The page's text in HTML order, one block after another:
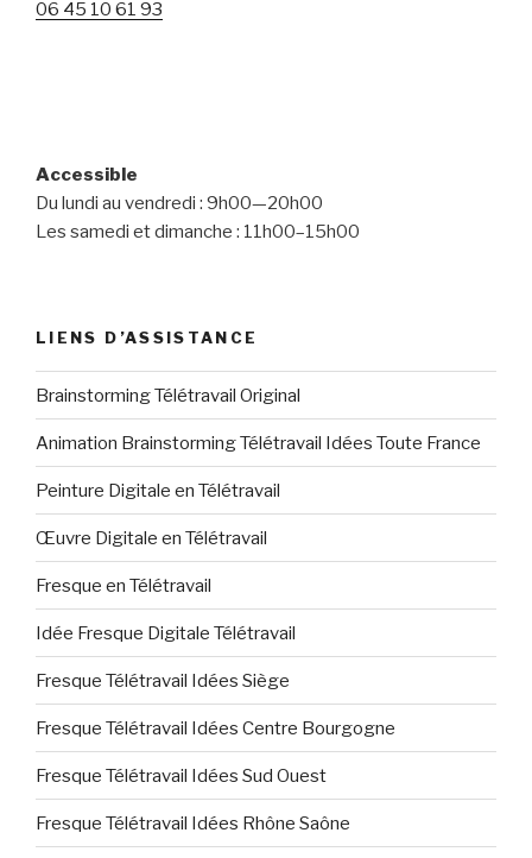
06 45 10 61 93
Accessible
Du lundi au vendredi : 9h00—20h00
Les samedi et dimanche : 11h00–15h00
LIENS D’ASSISTANCE
Brainstorming Télétravail Original
Animation Brainstorming Télétravail Idées Toute France
Peinture Digitale en Télétravail
Œuvre Digitale en Télétravail
Fresque en Télétravail
Idée Fresque Digitale Télétravail
Fresque Télétravail Idées Siège
Fresque Télétravail Idées Centre Bourgogne
Fresque Télétravail Idées Sud Ouest
Fresque Télétravail Idées Rhône Saône